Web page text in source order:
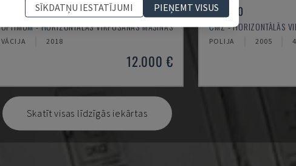
TH 4610
OPTIMUM - HORIZONTĀLĀS VIRPOŠANAS MAŠĪNAS
VĀCIJA 2018
12.000 €
TBI-520
CMZ - HORIZONTĀLĀS
POLIJA 2005
Skatīt visas līdzīgās iekārtas
SĪKDATŅU IESTATĪJUMI
PIEŅEMT VISUS